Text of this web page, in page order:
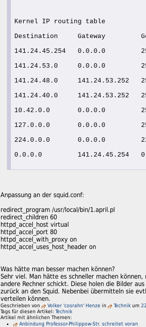
Kernel IP routing table
Destination     Gateway
141.24.45.254   0.0.0.0
141.24.53.0     0.0.0.0
141.24.48.0     141.24.53.252
141.24.40.0     141.24.53.252
10.42.0.0       0.0.0.0
127.0.0.0       0.0.0.0
224.0.0.0       0.0.0.0
0.0.0.0         141.24.45.254
Anpassung an der squid.conf:
redirect_program /usr/local/bin/1.april.pl
redirect_children 60
httpd_accel_host virtual
httpd_accel_port 80
httpd_accel_with_proxy on
httpd_accel_uses_host_header on
Was hätte man besser machen können?
Sehr viel. Man hätte es schneller machen
andere Rechner schickt. Diese holen die Bilder
zurück an den Squid. Nebenbei übermitteln sie
verteilen können.
Geschrieben von Volker 'cosrahn' Henze in Technik um
Tags für diesen Artikel: Technik
Artikel mit ähnlichen Themen:
Anbindung Professor-Philippow-Str. schreitet voran